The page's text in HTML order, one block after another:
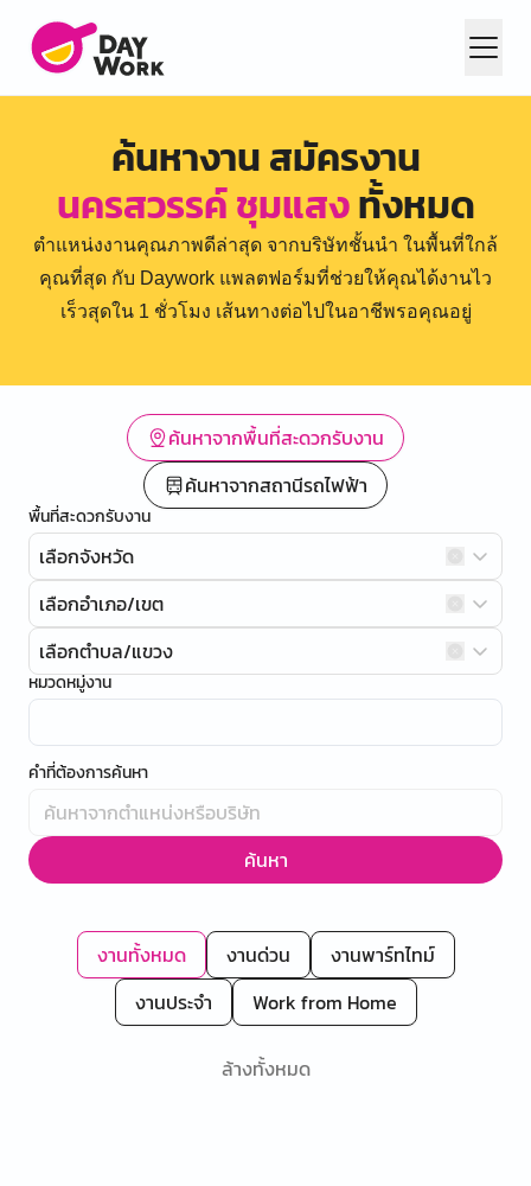
ค้นหางาน สมัครงาน
นครสวรรค์ ชุมแสงทั้งหมด
ตำแหน่งงานคุณภาพดีล่าสุด จากบริษัทชั้นนำ ในพื้นที่ใกล้
คุณที่สุด กับ Daywork แพลตฟอร์มที่ช่วยให้คุณได้งานไว
เร็วสุดใน 1 ชั่วโมง เส้นทางต่อไปในอาชีพรอคุณอยู่
ค้นหาจากพื้นที่สะดวกรับงาน
ค้นหาจากสถานีรถไฟฟ้า
พื้นที่สะดวกรับงาน
เลือกจังหวัด
เลือกอำเภอ/เขต
เลือกตำบล/แขวง
หมวดหมู่งาน
คำที่ต้องการค้นหา
ค้นหา
งานทั้งหมด งานด่วน
งานพาร์ทไทม์
งานประจำ
Work from Home
ล้างทั้งหมด